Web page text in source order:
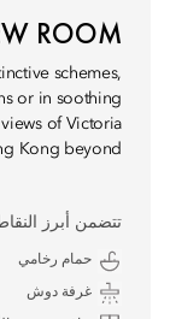
ROOM
schemes,
or in soothing
of Victoria
Kong beyond.
تتضمن أبرز
حمام رخامي
غرفة دوش